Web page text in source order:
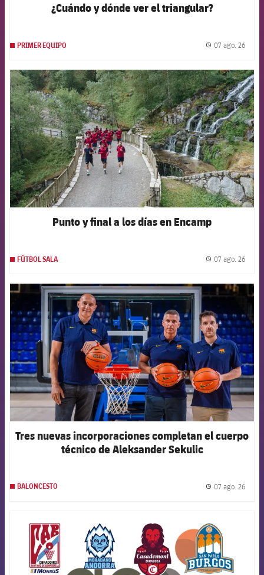
¿Cuándo y dónde ver el triangular?
PRIMER EQUIPO 07 ago. 26
FCB Barcelona badge
Punto y final a los días en Encamp
FÚTBOL SALA 07 ago. 26
FCB Barcelona badge
Tres nuevas incorporaciones completan el cuerpo
técnico de Aleksander Sekulic
BALONCESTO 07 ago. 26